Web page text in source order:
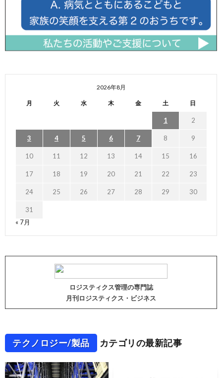
2026年8月
月 火 水 木 金 土 日
1 2
3 4 5 6 7 8 9
10 11 12 13 14 15 16
17 18 19 20 21 22 23
24 25 26 27 28 29 30
31
« 7月
ロジスティクス管理の専門誌
月刊ロジスティクス・ビジネス
テクノロジー/製品 カテゴリの最新記事